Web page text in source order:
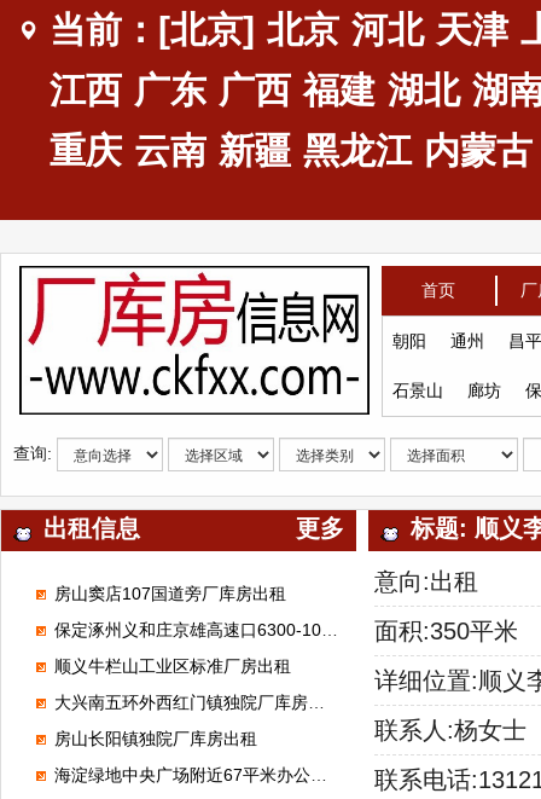
当前：[北京] 北京 河北 天津
江西 广东 广西 福建 湖北 湖
重庆 云南 新疆 黑龙江 内蒙古
首页
朝阳 通州 昌平
石景山 廊坊
查询:
出租信息 更多
房山窦店107国道旁厂库房出租
保定涿州义和庄京雄高速口6300-100000平米标准高台库出租
顺义牛栏山工业区标准厂房出租
大兴南五环外西红门镇独院厂库房出租
房山长阳镇独院厂库房出租
海淀绿地中央广场附近67平米办公室出租
标题: 顺义
意向:出租
面积:350平米
详细位置:顺义
联系人:杨女士
联系电话